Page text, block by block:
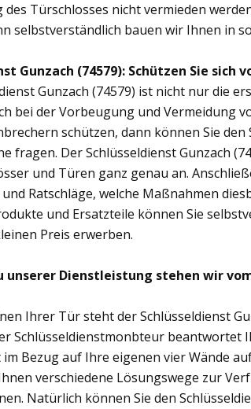
des Türschlosses nicht vermieden
selbstverständlich bauen wir Ihnen in
Gunzach (74579): Schützen Sie sich
Gunzach (74579) ist nicht nur die
bei der Vorbeugung und Vermeidung
schützen, dann können Sie
fragen. Der Schlüsseldienst Gunzach
und Türen ganz genau an.
Ratschläge, welche Maßnahmen
und Ersatzteile können Sie
Preis erwerben.
unserer Dienstleistung stehen wir
Ihrer Tür steht der Schlüsseldienst
Schlüsseldienstmonbteur beantwortet
Bezug auf Ihre eigenen vier Wände
verschiedene Lösungswege zur
Natürlich können Sie den